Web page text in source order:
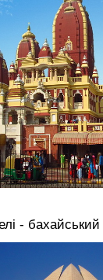
- бахайський